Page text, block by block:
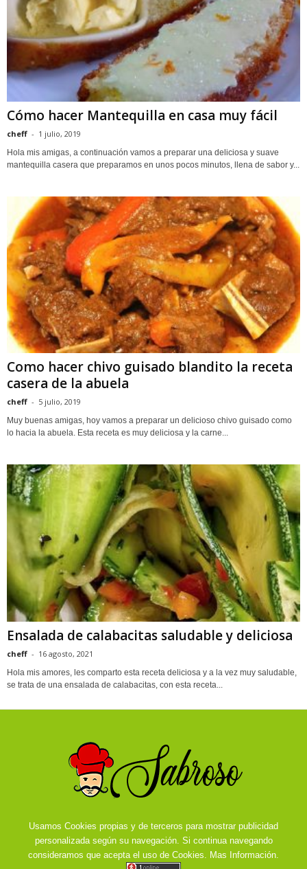
Cómo hacer Mantequilla en casa muy fácil
cheff - 1 julio, 2019
Hola mis amigas, a continuación vamos a preparar una deliciosa y suave
mantequilla casera que preparamos en unos pocos minutos, llena de sabor y...
Como hacer chivo guisado blandito la receta
casera de la abuela
cheff - 5 julio, 2019
Muy buenas amigas, hoy vamos a preparar un delicioso chivo guisado como
lo hacia la abuela. Esta receta es muy deliciosa y la carne...
Ensalada de calabacitas saludable y deliciosa
cheff - 16 agosto, 2021
Hola mis amores, les comparto esta receta deliciosa y a la vez muy saludable,
se trata de una ensalada de calabacitas, con esta receta...
Usamos Cookies propias y de terceros para mostrar publicidad
personalizada según su navegación. Si continua navegando
consideramos que acepta el uso de Cookies. Mas Información.